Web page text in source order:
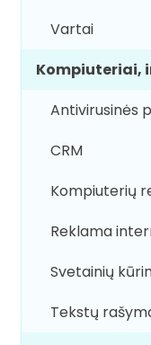
Vartai
Kompiuteriai,
Antivirusinės
CRM
Kompiuterių
Reklama
Svetainių
Tekstų